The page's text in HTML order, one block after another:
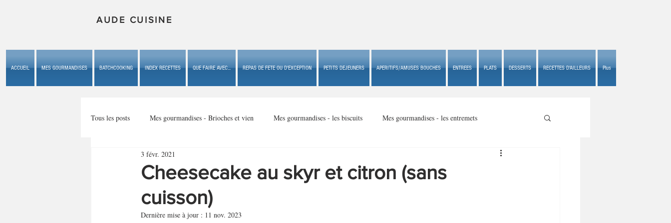
AUDE CUISINE
ACCUEIL MES GOURMANDISES BATCHCOOKING INDEX RECETTES QUE FAIRE AVEC... REPAS DE FETE OU D'EXCEPTION PETITS DEJEUNERS APERITIFS/AMUSES BOUCHES ENTREES PLATS DESSERTS RECETTES D'AILLEURS Plus
Tous les posts Mes gourmandises - Brioches et vien Mes gourmandises - les biscuits Mes gourmandises - les entremets
Mes gourmandises - les gâteaux du b
Mes gourmandises - plaisirs d'enfan
Cheesecake au skyr et citron (sans
cuisson)
3 févr. 2021
Dernière mise à jour : 11 nov. 2023